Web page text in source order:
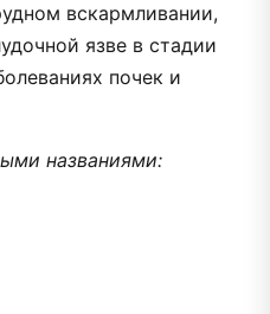
вскармливании,
язве в стадии
почек и
названиями: